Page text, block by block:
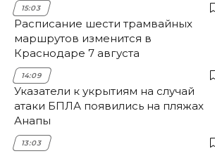
15:03
Расписание шести трамвайных
маршрутов изменится в
Краснодаре 7 августа
14:09
Указатели к укрытиям на случай
атаки БПЛА появились на пляжах
Анапы
13:03